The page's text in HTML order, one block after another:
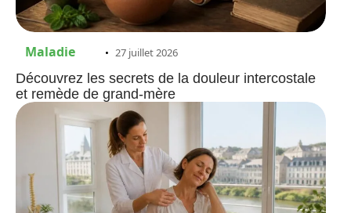
Maladie 27 juillet 2026
Découvrez les secrets de la douleur intercostale
et remède de grand-mère